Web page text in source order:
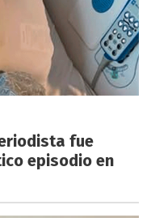
fue
episodio en